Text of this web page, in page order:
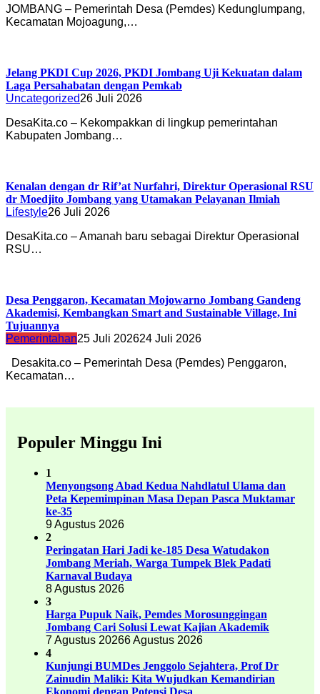
JOMBANG – Pemerintah Desa (Pemdes) Kedunglumpang,
Kecamatan Mojoagung,…
Jelang PKDI Cup 2026, PKDI Jombang Uji Kekuatan dalam
Laga Persahabatan dengan Pemkab
Uncategorized26 Juli 2026
DesaKita.co – Kekompakkan di lingkup pemerintahan
Kabupaten Jombang…
Kenalan dengan dr Rif’at Nurfahri, Direktur Operasional RSU
dr Moedjito Jombang yang Utamakan Pelayanan Ilmiah
Lifestyle26 Juli 2026
DesaKita.co – Amanah baru sebagai Direktur Operasional
RSU…
Desa Penggaron, Kecamatan Mojowarno Jombang Gandeng
Akademisi, Kembangkan Smart and Sustainable Village, Ini
Tujuannya
Pemerintahan25 Juli 202624 Juli 2026
Desakita.co – Pemerintah Desa (Pemdes) Penggaron,
Kecamatan…
Populer Minggu Ini
1
Menyongsong Abad Kedua Nahdlatul Ulama dan
Peta Kepemimpinan Masa Depan Pasca Muktamar
ke-35
9 Agustus 2026
2
Peringatan Hari Jadi ke-185 Desa Watudakon
Jombang Meriah, Warga Tumpek Blek Padati
Karnaval Budaya
8 Agustus 2026
3
Harga Pupuk Naik, Pemdes Morosunggingan
Jombang Cari Solusi Lewat Kajian Akademik
7 Agustus 20266 Agustus 2026
4
Kunjungi BUMDes Jenggolo Sejahtera, Prof Dr
Zainudin Maliki: Kita Wujudkan Kemandirian
Ekonomi dengan Potensi Desa